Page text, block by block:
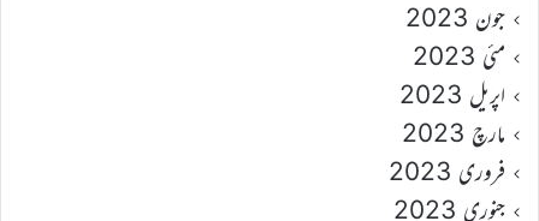
جون 2023
مئی 2023
اپریل 2023
مارچ 2023
فروری 2023
جنوری 2023